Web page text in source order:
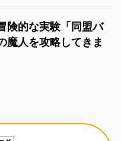
険的な実験「同盟バ
魔人を攻略してきま